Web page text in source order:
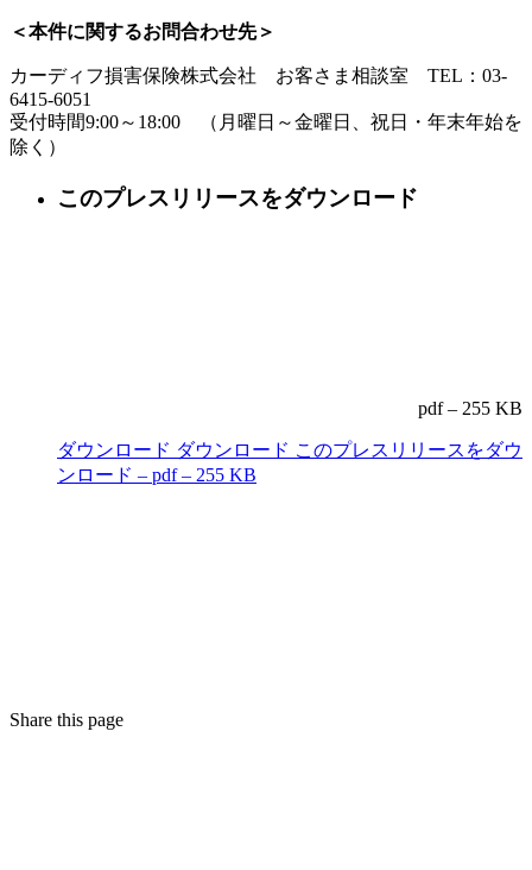
＜本件に関するお問合わせ先＞
カーディフ損害保険株式会社 お客さま相談室 TEL：03-
6415-6051
受付時間9:00～18:00 （月曜日～金曜日、祝日・年末年始を
除く）
このプレスリリースをダウンロード
pdf – 255 KB
ダウンロード ダウンロード このプレスリリースをダウ
ンロード – pdf – 255 KB
Share this page